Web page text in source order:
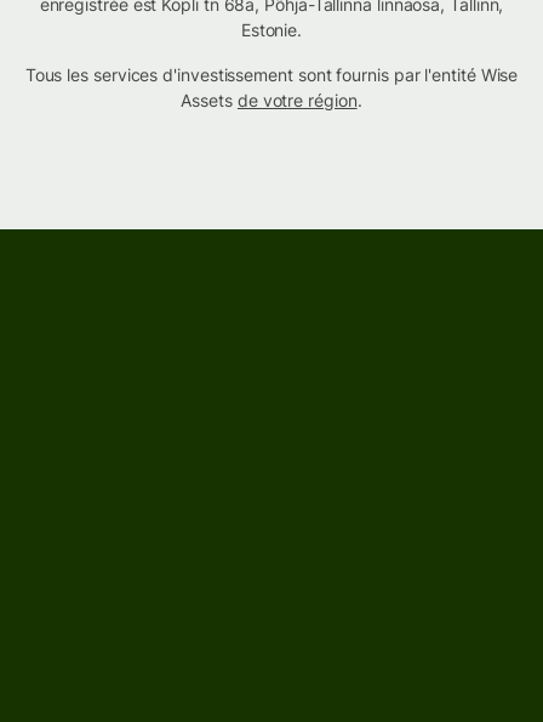
enregistrée est Kopli tn 68a, Põhja-Tallinna linnaosa, Tallinn,
Estonie.
Tous les services d'investissement sont fournis par l'entité Wise
Assets de votre région.